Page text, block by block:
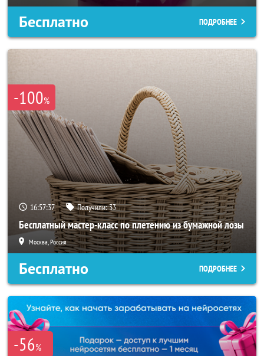
Бесплатно ПОДРОБНЕЕ
-100%
16:57:34 Получили:33
Бесплатный мастер-класс по плетению из бумажной лозы
Москва, Россия
Бесплатно ПОДРОБНЕЕ
-56%